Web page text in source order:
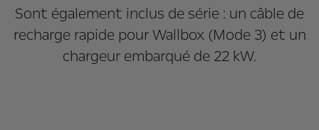
Sont également inclus de série : un câble de
recharge rapide pour Wallbox (Mode 3) et un
chargeur embarqué de 22 kW.